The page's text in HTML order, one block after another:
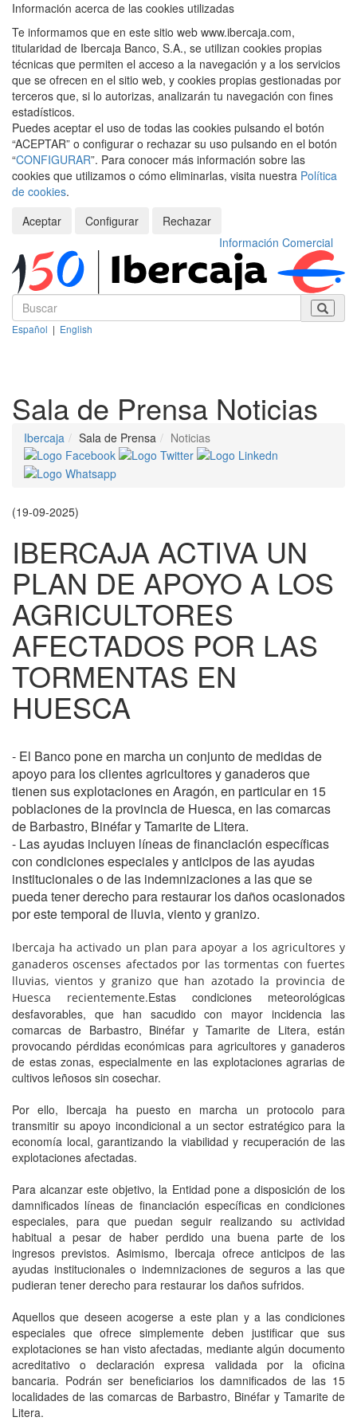
Información acerca de las cookies utilizadas
Te informamos que en este sitio web www.ibercaja.com,
titularidad de Ibercaja Banco, S.A., se utilizan cookies propias
técnicas que permiten el acceso a la navegación y a los servicios
que se ofrecen en el sitio web, y cookies propias gestionadas por
terceros que, si lo autorizas, analizarán tu navegación con fines
estadísticos.
Puedes aceptar el uso de todas las cookies pulsando el botón
“ACEPTAR” o configurar o rechazar su uso pulsando en el botón
“CONFIGURAR”. Para conocer más información sobre las
cookies que utilizamos o cómo eliminarlas, visita nuestra Política
de cookies.
Aceptar
Configurar
Rechazar
Información Comercial
Español | English
Sala de Prensa Noticias
Ibercaja Sala de Prensa Noticias
(19-09-2025)
IBERCAJA ACTIVA UN
PLAN DE APOYO A LOS
AGRICULTORES
AFECTADOS POR LAS
TORMENTAS EN
HUESCA
- El Banco pone en marcha un conjunto de medidas de
apoyo para los clientes agricultores y ganaderos que
tienen sus explotaciones en Aragón, en particular en 15
poblaciones de la provincia de Huesca, en las comarcas
de Barbastro, Binéfar y Tamarite de Litera.
- Las ayudas incluyen líneas de financiación específicas
con condiciones especiales y anticipos de las ayudas
institucionales o de las indemnizaciones a las que se
pueda tener derecho para restaurar los daños ocasionados
por este temporal de lluvia, viento y granizo.
Ibercaja ha activado un plan para apoyar a los agricultores y
ganaderos oscenses afectados por las tormentas con fuertes
lluvias, vientos y granizo que han azotado la provincia de
Huesca recientemente.Estas condiciones meteorológicas
desfavorables, que han sacudido con mayor incidencia las
comarcas de Barbastro, Binéfar y Tamarite de Litera, están
provocando pérdidas económicas para agricultores y ganaderos
de estas zonas, especialmente en las explotaciones agrarias de
cultivos leñosos sin cosechar.
Por ello, Ibercaja ha puesto en marcha un protocolo para
transmitir su apoyo incondicional a un sector estratégico para la
economía local, garantizando la viabilidad y recuperación de las
explotaciones afectadas.
Para alcanzar este objetivo, la Entidad pone a disposición de los
damnificados líneas de financiación específicas en condiciones
especiales, para que puedan seguir realizando su actividad
habitual a pesar de haber perdido una buena parte de los
ingresos previstos. Asimismo, Ibercaja ofrece anticipos de las
ayudas institucionales o indemnizaciones de seguros a las que
pudieran tener derecho para restaurar los daños sufridos.
Aquellos que deseen acogerse a este plan y a las condiciones
especiales que ofrece simplemente deben justificar que sus
explotaciones se han visto afectadas, mediante algún documento
acreditativo o declaración expresa validada por la oficina
bancaria. Podrán ser beneficiarios los damnificados de las 15
localidades de las comarcas de Barbastro, Binéfar y Tamarite de
Litera.